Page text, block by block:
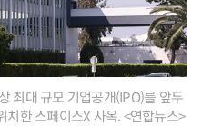
최대 규모 기업공개(IPO)를 앞두
치한 스페이스X 사옥. <연합뉴스>